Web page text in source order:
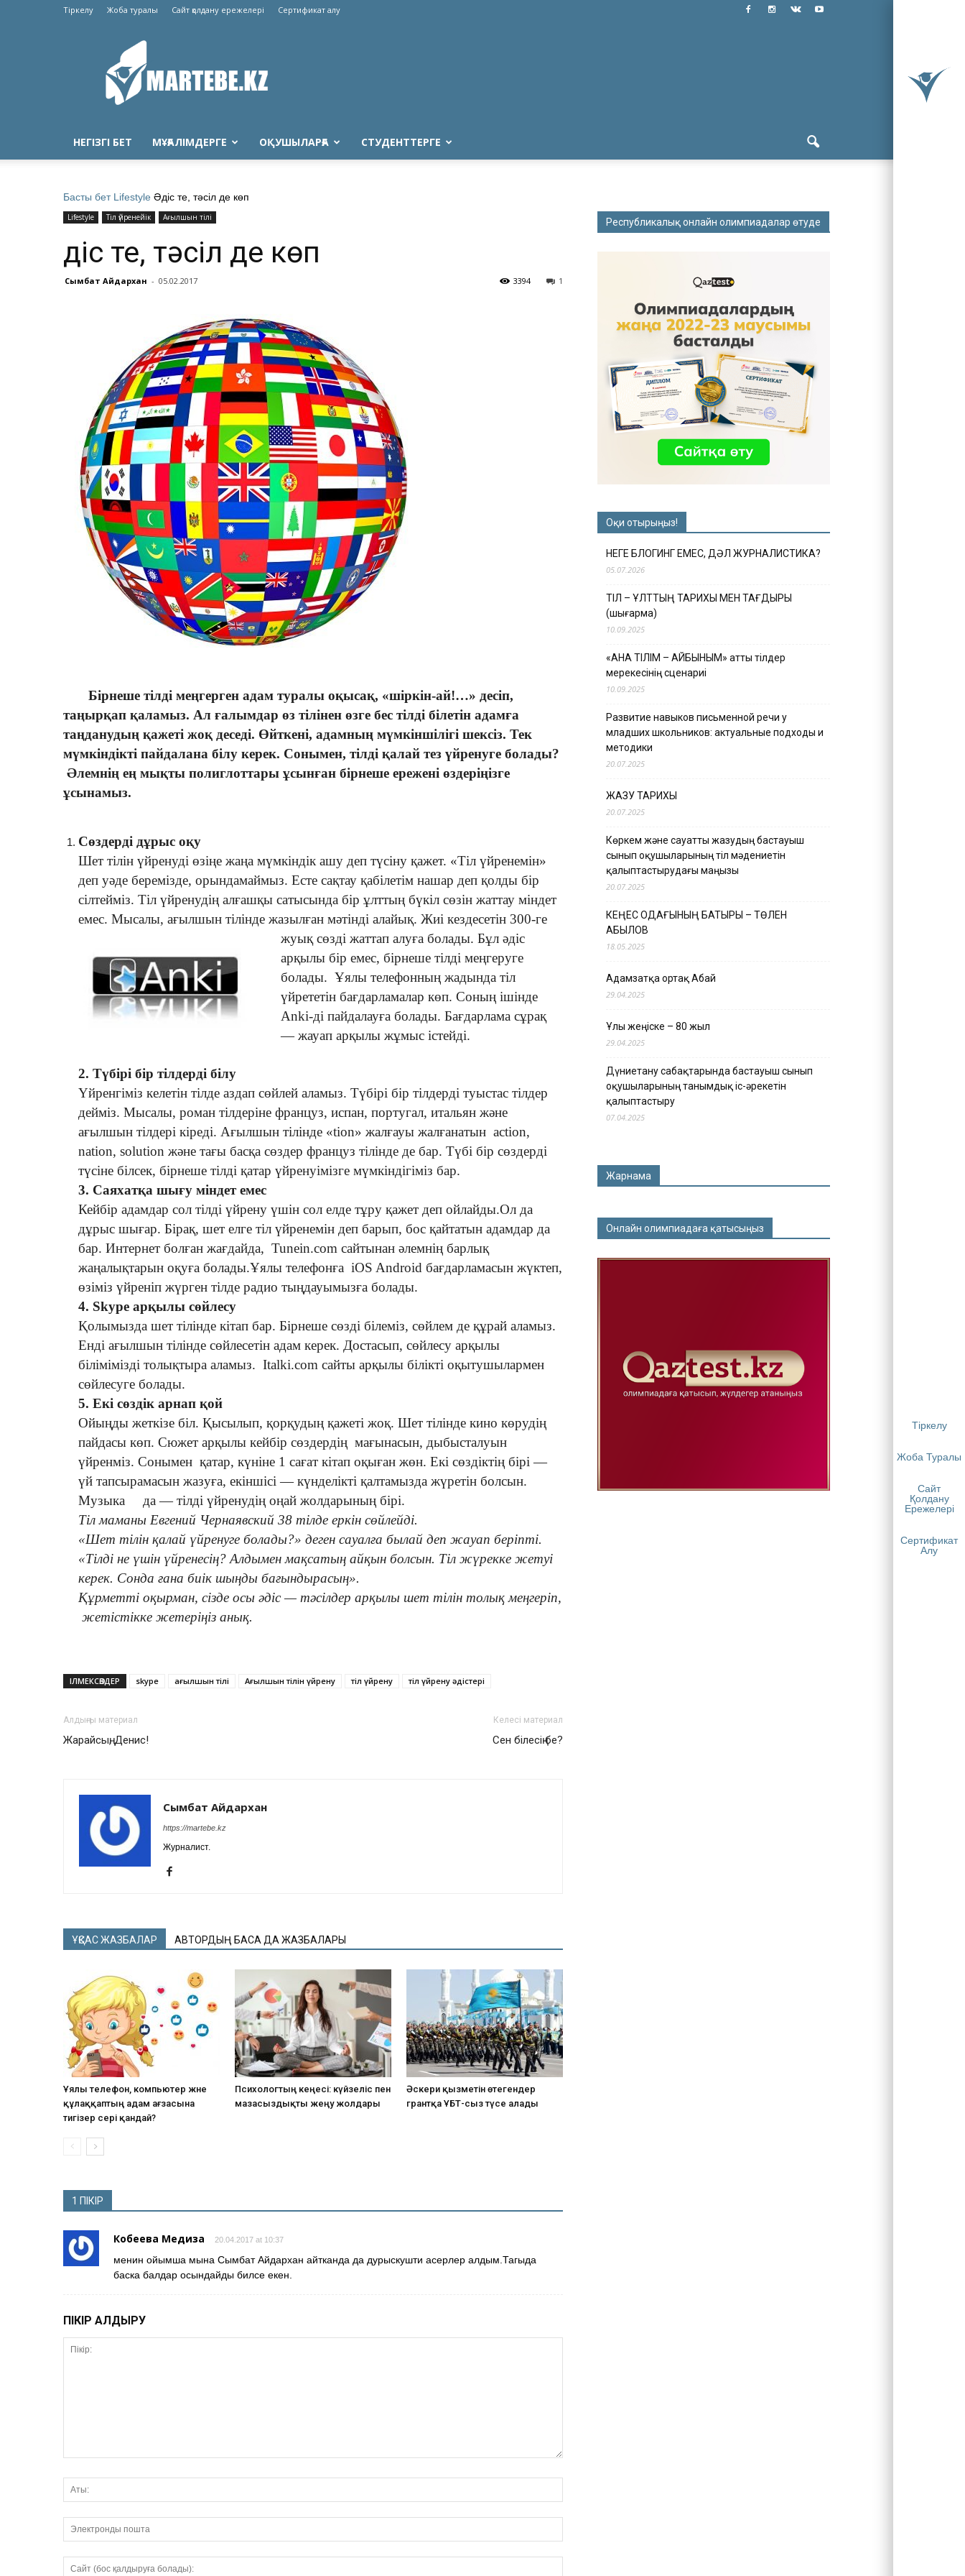
Тіркелу
Жоба Туралы
Сайт
Қолдану
Ережелері
Сертификат
Алу
Тіркелу Жоба туралы Сайт қолдану ережелері Сертификат алу
Martebe.kz
білім
сайты
НЕГІЗГІ БЕТ МҰҒАЛІМДЕРГЕ ОҚУШЫЛАРҒА СТУДЕНТТЕРГЕ
Басты бет Lifestyle Әдіс те, тәсіл де көп
Lifestyle Тіл үйренейік Ағылшын тілі
Әдіс те, тәсіл де көп
Сымбат Айдархан - 05.02.2017 1
3394
Бірнеше тілді меңгерген адам туралы оқысақ, «шіркін-ай!…» десіп,
таңырқап қаламыз. Ал ғалымдар өз тілінен өзге бес тілді білетін адамға
таңданудың қажеті жоқ деседі. Өйткені, адамның мүмкіншілігі шексіз. Тек
мүмкіндікті пайдалана білу керек. Сонымен, тілді қалай тез үйренуге болады?
Әлемнің ең мықты полиглоттары ұсынған бірнеше ережені өздеріңізге
ұсынамыз.
Сөздерді дұрыс оқу
Шет тілін үйренуді өзіңе жаңа мүмкіндік ашу деп түсіну қажет. «Тіл үйренемін»
деп уәде беремізде, орындамаймыз. Есте сақтау қабілетім нашар деп қолды бір
сілтейміз. Тіл үйренудің алғашқы сатысында бір ұлттың бүкіл сөзін жаттау міндет
емес. Мысалы, ағылшын тілінде жазылған мәтінді алайық. Жиі кездесетін 300-ге
жуық сөзді жаттап алуға болады. Бұл әдіс
арқылы бір емес, бірнеше тілді меңгеруге
болады. Ұялы телефонның жадында тіл
үйрететін бағдарламалар көп. Соның ішінде
Anki-ді пайдалауға болады. Бағдарлама сұрақ
— жауап арқылы жұмыс істейді.
2. Түбірі бір тілдерді білу
Үйренгіміз келетін тілде аздап сөйлей аламыз. Түбірі бір тілдерді туыстас тілдер
дейміз. Мысалы, роман тілдеріне француз, испан, португал, итальян және
ағылшын тілдері кіреді. Ағылшын тілінде «tion» жалғауы жалғанатын action,
nation, solution және тағы басқа сөздер француз тілінде де бар. Түбі бір сөздерді
түсіне білсек, бірнеше тілді қатар үйренуімізге мүмкіндігіміз бар.
3. Саяхатқа шығу міндет емес
Кейбір адамдар сол тілді үйрену үшін сол елде тұру қажет деп ойлайды.Ол да
дұрыс шығар. Бірақ, шет елге тіл үйренемін деп барып, бос қайтатын адамдар да
бар. Интернет болған жағдайда, Tunein.com сайтынан әлемнің барлық
жаңалықтарын оқуға болады.Ұялы телефонға iOS Android бағдарламасын жүктеп,
өзіміз үйреніп жүрген тілде радио тыңдауымызға болады.
4. Skype арқылы сөйлесу
Қолымызда шет тілінде кітап бар. Бірнеше сөзді білеміз, сөйлем де құрай аламыз.
Енді ағылшын тілінде сөйлесетін адам керек. Достасып, сөйлесу арқылы
білімімізді толықтыра аламыз. Italki.com сайты арқылы білікті оқытушылармен
сөйлесуге болады.
5. Екі сөздік арнап қой
Ойыңды жеткізе біл. Қысылып, қорқудың қажеті жоқ. Шет тілінде кино көрудің
пайдасы көп. Сюжет арқылы кейбір сөздердің мағынасын, дыбысталуын
үйренміз. Сонымен қатар, күніне 1 сағат кітап оқыған жөн. Екі сөздіктің бірі —
үй тапсырамасын жазуға, екіншісі — күнделікті қалтамызда жүретін болсын.
Музыка да — тілді үйренудің оңай жолдарының бірі.
Тіл маманы Евгений Чернаявский 38 тілде еркін сөйлейді.
«Шет тілін қалай үйренуге болады?» деген сауалға былай деп жауап беріпті.
«Тілді не үшін үйренесің? Алдымен мақсатың айқын болсын. Тіл жүрекке жетуі
керек. Сонда ғана биік шыңды бағындырасың».
Құрметті оқырман, сізде осы әдіс — тәсілдер арқылы шет тілін толық меңгеріп,
жетістікке жетеріңіз анық.
ІЛМЕКСӨЗДЕР skype ағылшын тілі Ағылшын тілін үйрену тіл үйрену тіл үйрену әдістері
Алдыңғы материал
Жарайсың, Денис!
Келесі материал
Сен білесің бе?
Сымбат Айдархан
https://martebe.kz
Журналист.
ҰҚСАС ЖАЗБАЛАР АВТОРДЫҢ БАСҚА ДА ЖАЗБАЛАРЫ
Ұялы телефон, компьютер және
құлаққаптың адам ағзасына
тигізер әсері қандай?
Психологтың кеңесі: күйзеліс пен
мазасыздықты жеңу жолдары
Әскери қызметін өтегендер
грантқа ҰБТ-сыз түсе алады
1 ПІКІР
Кобеева Медиза 20.04.2017 at 10:37
менин ойымша мына Сымбат Айдархан айтканда да дурыскушти асерлер алдым.Тагыда
баска балдар осындайды билсе екен.
ПІКІР ҚАЛДЫРУ
Республикалық онлайн олимпиадалар өтуде
Оқи отырыңыз!
НЕГЕ БЛОГИНГ ЕМЕС, ДӘЛ ЖУРНАЛИСТИКА?
05.07.2026
ТІЛ – ҰЛТТЫҢ ТАРИХЫ МЕН ТАҒДЫРЫ
(шығарма)
10.09.2025
«АНА ТІЛІМ – АЙБЫНЫМ» атты тілдер
мерекесінің сценариі
10.09.2025
Развитие навыков письменной речи у
младших школьников: актуальные подходы и
методики
20.07.2025
ЖАЗУ ТАРИХЫ
20.07.2025
Көркем және сауатты жазудың бастауыш
сынып оқушыларының тіл мәдениетін
қалыптастырудағы маңызы
20.07.2025
КЕҢЕС ОДАҒЫНЫҢ БАТЫРЫ – ТӨЛЕН
ҚАБЫЛОВ
18.05.2025
Адамзатқа ортақ Абай
29.04.2025
Ұлы жеңіске – 80 жыл
29.04.2025
Дүниетану сабақтарында бастауыш сынып
оқушыларының танымдық іс-әрекетін
қалыптастыру
07.04.2025
Жарнама
Онлайн олимпиадаға қатысыңыз